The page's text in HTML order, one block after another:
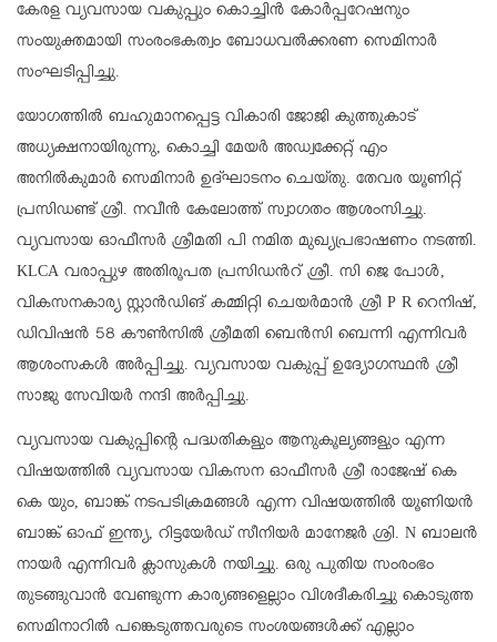
കേരള വ്യവസായ വകുപ്പും കൊച്ചിൻ കോർപ്പറേഷനും
സംയുക്തമായി സംരംഭകത്വം ബോധവൽക്കരണ സെമിനാർ
സംഘടിപ്പിച്ചു.
യോഗത്തിൽ ബഹുമാനപ്പെട്ട വികാരി ജോജി കുത്തുകാട്
അധ്യക്ഷനായിരുന്നു, കൊച്ചി മേയർ അഡ്വക്കേറ്റ് എം
അനിൽകുമാർ സെമിനാർ ഉദ്ഘാടനം ചെയ്തു. തേവര യൂണിറ്റ്
പ്രസിഡണ്ട് ശ്രീ. നവീൻ കേലോത്ത് സ്വാഗതം ആശംസിച്ചു.
വ്യവസായ ഓഫീസർ ശ്രീമതി പി നമിത മുഖ്യപ്രഭാഷണം നടത്തി.
KLCA വരാപ്പുഴ അതിരൂപത പ്രസിഡൻറ് ശ്രീ. സി ജെ പോൾ,
വികസനകാര്യ സ്റ്റാൻഡിങ് കമ്മിറ്റി ചെയർമാൻ ശ്രീ P R റെനിഷ്,
ഡിവിഷൻ 58 കൗൺസിൽ ശ്രീമതി ബെൻസി ബെന്നി എന്നിവർ
ആശംസകൾ അർപ്പിച്ചു. വ്യവസായ വകുപ്പ് ഉദ്യോഗസ്ഥൻ ശ്രീ
സാജു സേവിയർ നന്ദി അർപ്പിച്ചു.
വ്യവസായ വകുപ്പിന്റെ പദ്ധതികളും ആനുകൂല്യങ്ങളും എന്ന
വിഷയത്തിൽ വ്യവസായ വികസന ഓഫീസർ ശ്രീ രാജേഷ് കെ
കെ യും, ബാങ്ക് നടപടിക്രമങ്ങൾ എന്ന വിഷയത്തിൽ യൂണിയൻ
ബാങ്ക് ഓഫ് ഇന്ത്യ, റിട്ടയേർഡ് സീനിയർ മാനേജർ ശ്രി. N ബാലൻ
നായർ എന്നിവർ ക്ലാസുകൾ നയിച്ചു. ഒരു പുതിയ സംരംഭം
തുടങ്ങുവാൻ വേണ്ടുന്ന കാര്യങ്ങളെല്ലാം വിശദീകരിച്ചു കൊടുത്ത
സെമിനാറിൽ പങ്കെടുത്തവരുടെ സംശയങ്ങൾക്ക് എല്ലാം